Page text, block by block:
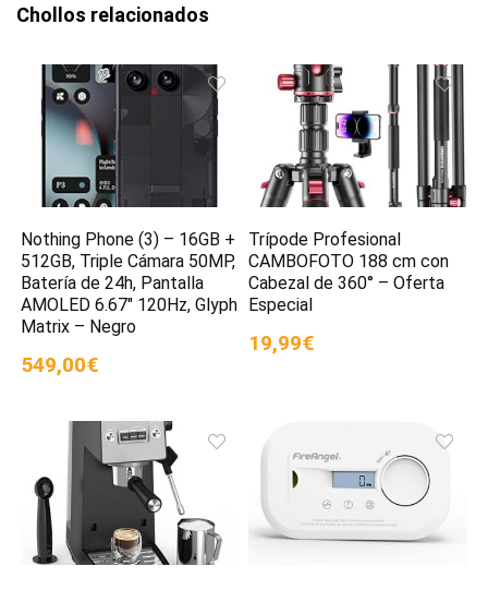
Chollos relacionados
Nothing Phone (3) – 16GB +
512GB, Triple Cámara 50MP,
Batería de 24h, Pantalla
AMOLED 6.67″ 120Hz, Glyph
Matrix – Negro
549,00€
Trípode Profesional
CAMBOFOTO 188 cm con
Cabezal de 360° – Oferta
Especial
19,99€